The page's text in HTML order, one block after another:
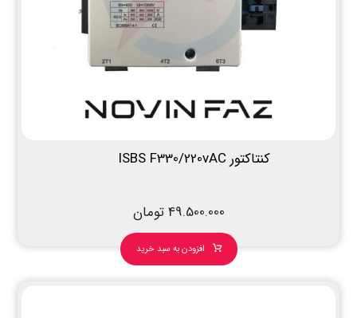
کنتاکتور ISBS F330/220vAC
49.500.000 تومان
افزودن به سبد خرید